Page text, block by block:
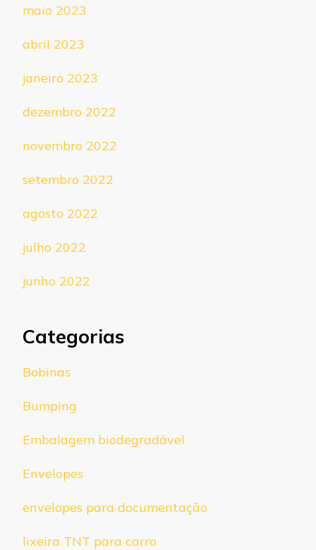
maio 2023
abril 2023
janeiro 2023
dezembro 2022
novembro 2022
setembro 2022
agosto 2022
julho 2022
junho 2022
Categorias
Bobinas
Bumping
Embalagem biodegradável
Envelopes
envelopes para documentação
lixeira TNT para carro